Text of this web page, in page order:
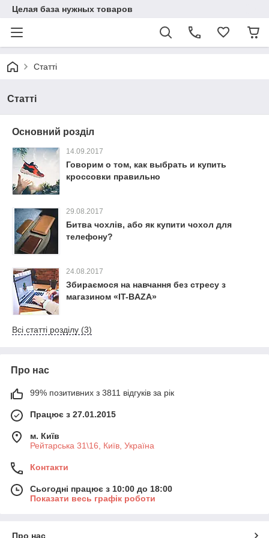
Целая база нужных товаров
Статті
Статті
Основний розділ
14.09.2017
Говорим о том, как выбрать и купить
кроссовки правильно
29.08.2017
Битва чохлів, або як купити чохол для
телефону?
24.08.2017
Збираємося на навчання без стресу з
магазином «IT-BAZA»
Всі статті розділу (3)
Про нас
99% позитивних з 3811 відгуків за рік
Працює з 27.01.2015
м. Київ
Рейтарська 31\16, Київ, Україна
Контакти
Сьогодні працює з 10:00 до 18:00
Показати весь графік роботи
Про нас